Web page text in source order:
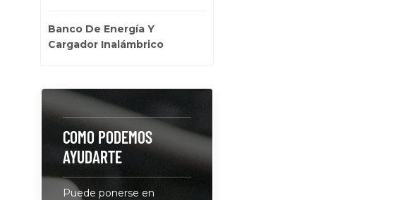
Banco De Energía Y
Cargador Inalámbrico
COMO PODEMOS
AYUDARTE
Puede ponerse en